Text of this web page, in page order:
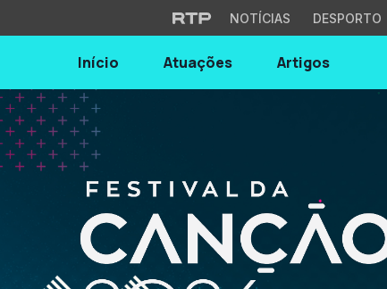
NOTÍCIAS DESPORTO
Início Atuações Artigos